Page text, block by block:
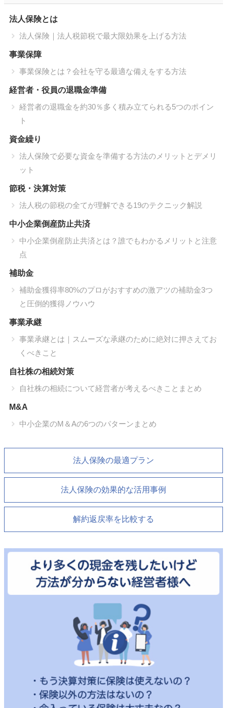
法人保険とは
法人保険｜法人税節税で最大限効果を上げる方法
事業保障
事業保険とは？会社を守る最適な備えをする方法
経営者・役員の退職金準備
経営者の退職金を約30％多く積み立てられる5つのポイン
ト
資金繰り
法人保険で必要な資金を準備する方法のメリットとデメリ
ット
節税・決算対策
法人税の節税の全てが理解できる19のテクニック解説
中小企業倒産防止共済
中小企業倒産防止共済とは？誰でもわかるメリットと注意
点
補助金
補助金獲得率80%のプロがおすすめの激アツの補助金3つ
と圧倒的獲得ノウハウ
事業承継
事業承継とは｜スムーズな承継のために絶対に押さえてお
くべきこと
自社株の相続対策
自社株の相続について経営者が考えるべきことまとめ
M&A
中小企業のM＆Aの6つのパターンまとめ
法人保険の最適プラン
法人保険の効果的な活用事例
解約返戻率を比較する